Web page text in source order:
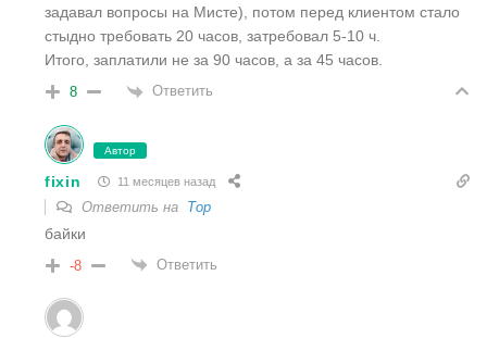
задавал вопросы на Мисте), потом перед клиентом стало
стыдно требовать 20 часов, затребовал 5-10 ч.
Итого, заплатили не за 90 часов, а за 45 часов.
8 Ответить
Автор
fixin 11 месяцев назад
Ответить на Тор
байки
-8 Ответить